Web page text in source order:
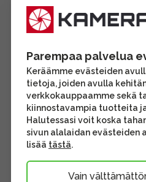
Parempaa palvelua
Keräämme evästeiden
tietoja, joiden avulla
verkkokauppaamme sekä
kiinnostavampia tuotteita
Halutessasi voit koska
sivun alalaidan evästeiden
lisää tästä.
Vain